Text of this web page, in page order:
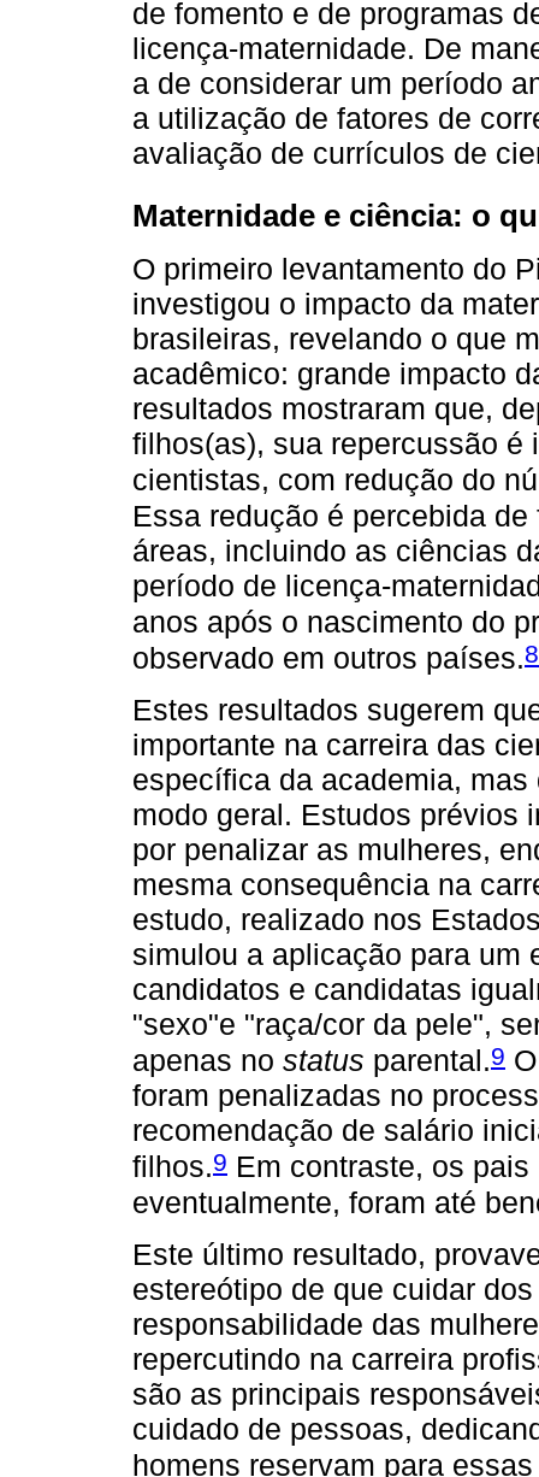
de fomento e de programas
licença-maternidade. De
a de considerar um período
a utilização de fatores de
avaliação de currículos de
Maternidade e ciência: o
O primeiro levantamento do
investigou o impacto da
brasileiras, revelando o que
acadêmico: grande impacto
resultados mostraram que,
filhos(as), sua repercussão é
cientistas, com redução do
Essa redução é percebida
áreas, incluindo as ciências
período de licença-
anos após o nascimento do
observado em outros países.8
Estes resultados sugerem
importante na carreira das
específica da academia,
modo geral. Estudos prévios
por penalizar as mulheres,
mesma consequência na
estudo, realizado nos
simulou a aplicação para um
candidatos e candidatas
"sexo"e "raça/cor da pele",
apenas no status parental.9
foram penalizadas no
recomendação de salário
filhos.9 Em contraste, os
eventualmente, foram até
Este último resultado,
estereótipo de que cuidar
responsabilidade das
repercutindo na carreira
são as principais
cuidado de pessoas,
homens reservam para